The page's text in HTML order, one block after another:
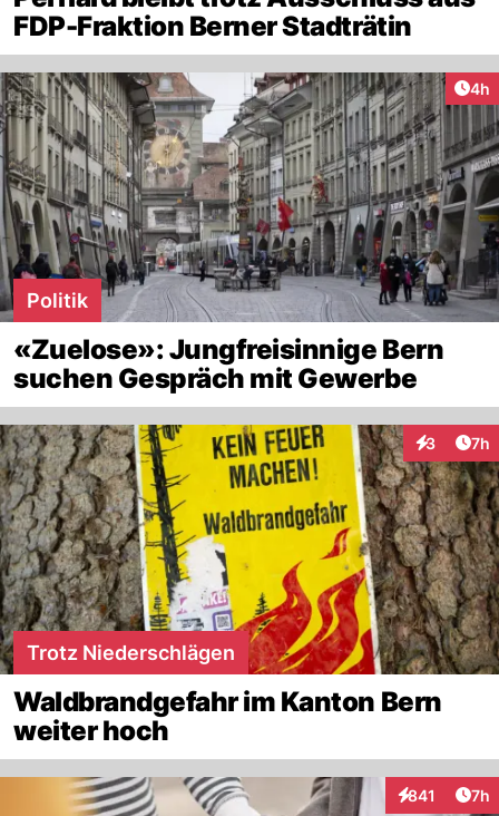
FDP-Fraktion Berner Stadträtin
4h
Politik
«Zuelose»: Jungfreisinnige Bern
suchen Gespräch mit Gewerbe
3 7h
Trotz Niederschlägen
Waldbrandgefahr im Kanton Bern
weiter hoch
841
Interaktionen
7h